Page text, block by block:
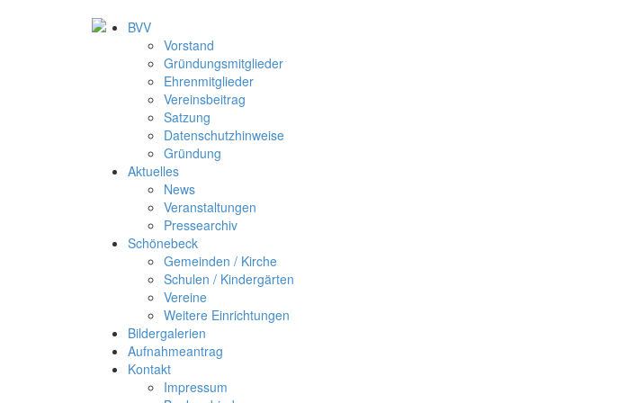
BVV
Vorstand
Gründungsmitglieder
Ehrenmitglieder
Vereinsbeitrag
Satzung
Datenschutzhinweise
Gründung
Aktuelles
News
Veranstaltungen
Pressearchiv
Schönebeck
Gemeinden / Kirche
Schulen / Kindergärten
Vereine
Weitere Einrichtungen
Bildergalerien
Aufnahmeantrag
Kontakt
Impressum